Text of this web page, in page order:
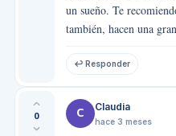
un sueño. Te
también, hacen una
↩ Responder
0 C Claudia
hace 3 meses